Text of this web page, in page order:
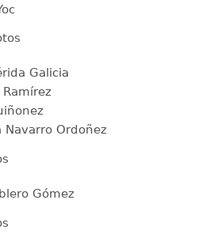
Galicia
Ramírez
Navarro Ordoñez
Gómez